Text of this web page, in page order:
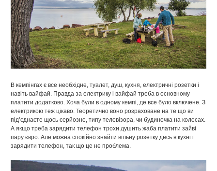
В кемпінгах є все необхідне, туалет, душ, кухня, електричні розетки і
навіть вайфай. Правда за електрику і вайфай треба в основному
платити додатково. Хоча були в одному кемпі, де все було включене. З
електрикою теж цікаво. Теоретично воно розраховане на те що ви
під’єднаєте щось серйозне, типу телевізора, чи будиночка на колесах.
А якщо треба зарядити телефон трохи душить жаба платити зайві
пару євро. Але можна спокійно знайти вільну розетку десь в кухні і
зарядити телефон, так що це не проблема.